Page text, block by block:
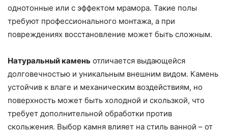
однотонные или с эффектом мрамора. Такие полы
требуют профессионального монтажа, а при
повреждениях восстановление может быть сложным.
Натуральный камень отличается выдающейся
долговечностью и уникальным внешним видом. Камень
устойчив к влаге и механическим воздействиям, но
поверхность может быть холодной и скользкой, что
требует дополнительной обработки против
скольжения. Выбор камня влияет на стиль ванной – от